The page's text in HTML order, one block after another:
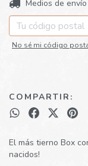
Entregas para el CP:
Medios de envío
No sé mi código
COMPARTIR:
El más tierno Box
nacidos!